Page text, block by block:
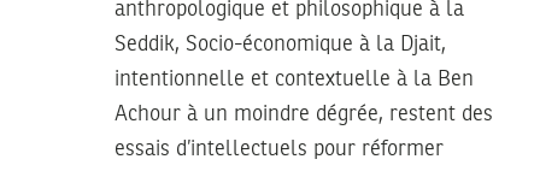
anthropologique et philosophique à la
Seddik, Socio-économique à la Djait,
intentionnelle et contextuelle à la Ben
Achour à un moindre dégrée, restent des
essais d’intellectuels pour réformer